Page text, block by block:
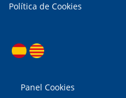
Política de Cookies
Panel Cookies